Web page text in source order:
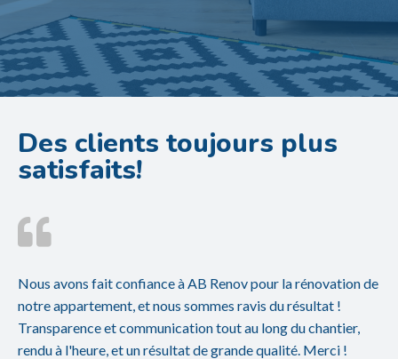
Des clients toujours plus
satisfaits!
Nous avons fait confiance à AB Renov pour la rénovation de
notre appartement, et nous sommes ravis du résultat !
Transparence et communication tout au long du chantier,
rendu à l'heure, et un résultat de grande qualité. Merci !